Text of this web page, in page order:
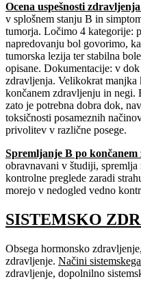
Ocena uspešnosti zdravljenja
v splošnem stanju B in
tumorja. Ločimo 4 kategorije:
napredovanju bol govorimo,
tumorska lezija ter stabilna
opisane. Dokumentacije: v
zdravljenja. Velikokrat
končanem zdravljenju in negi.
zato je potrebna dobra dok,
toksičnosti posameznih
privolitev v različne posege.
Spremljanje B po
obravnavani v študiji,
kontrolne preglede zaradi
morejo v nedogled vedno
SISTEMSKO
Obsega hormonsko
zdravljenje. Načini
zdravljenje, dopolnilno